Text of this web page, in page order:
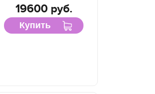
19600 руб.
Купить